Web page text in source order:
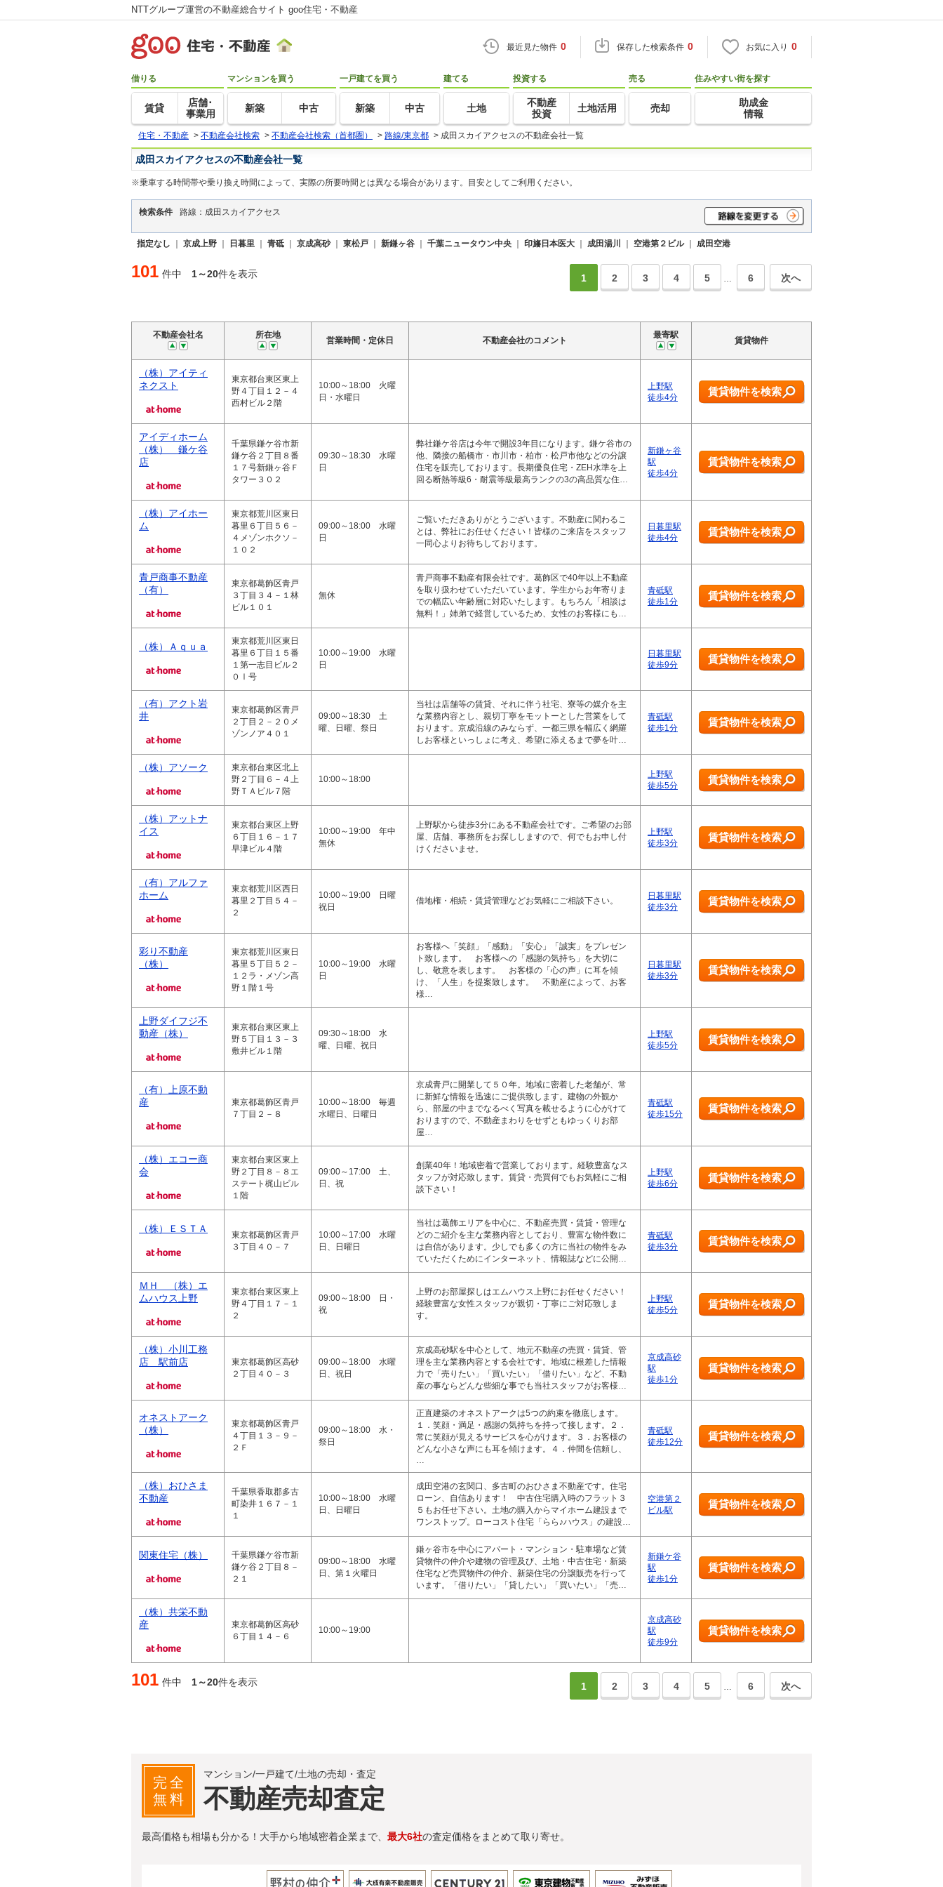
NTTグループ運営の不動産総合サイト goo住宅・不動産
最近見た物件 0 保存した検索条件 0 お気に入り 0
借りる
賃貸
店舗･
事業用
マンションを買う
新築 中古
一戸建てを買う
新築 中古
建てる
土地
投資する
不動産
投資
土地活用
売る
売却
住みやすい街を探す
助成金
情報
住宅・不動産 > 不動産会社検索 > 不動産会社検索（首都圏） > 路線/東京都 > 成田スカイアクセスの不動産会社一覧
成田スカイアクセスの不動産会社一覧
※乗車する時間帯や乗り換え時間によって、実際の所要時間とは異なる場合があります。目安としてご利用ください。
検索条件 路線：成田スカイアクセス
指定なし ｜ 京成上野 ｜ 日暮里 ｜ 青砥 ｜ 京成高砂｜ 東松戸 ｜ 新鎌ヶ谷 ｜ 千葉ニュータウン中央 ｜ 印旛日本医大 ｜ 成田湯川 ｜ 空港第２ビル｜ 成田空港
101 件中 1～20件を表示 1 2 3 4 5 … 6 次へ
不動産会社名 所在地
営業時間・定休日 不動産会社のコメント
最寄駅
賃貸物件
（株）アイティ
ネクスト
東京都台東区東上
野４丁目１２－４
西村ビル２階
10:00～18:00 火曜
日・水曜日
上野駅
徒歩4分
賃貸物件を検索
アイディホーム
（株） 鎌ケ谷
店
千葉県鎌ケ谷市新
鎌ケ谷２丁目８番
１７号新鎌ヶ谷Ｆ
タワー３０２
09:30～18:30 水曜
日
弊社鎌ケ谷店は今年で開設3年目になります。鎌ケ谷市の
他、隣接の船橋市・市川市・柏市・松戸市他などの分譲
住宅を販売しております。長期優良住宅・ZEH水準を上
回る断熱等級6・耐震等級最高ランクの3の高品質な住…
新鎌ヶ谷
駅
徒歩4分
賃貸物件を検索
（株）アイホー
ム
東京都荒川区東日
暮里６丁目５６－
４メゾンホクソ－
１０２
09:00～18:00 水曜
日
ご覧いただきありがとうございます。不動産に関わるこ
とは、弊社にお任せください！皆様のご来店をスタッフ
一同心よりお待ちしております。
日暮里駅
徒歩4分
賃貸物件を検索
青戸商事不動産
（有）
東京都葛飾区青戸
３丁目３４－１林
ビル１０１
無休
青戸商事不動産有限会社です。葛飾区で40年以上不動産
を取り扱わせていただいています。学生からお年寄りま
での幅広い年齢層に対応いたします。もちろん「相談は
無料！」姉弟で経営しているため、女性のお客様にも…
青砥駅
徒歩1分
賃貸物件を検索
（株）Ａｑｕａ
東京都荒川区東日
暮里６丁目１５番
１第一志目ビル２
０Ⅰ号
10:00～19:00 水曜
日
日暮里駅
徒歩9分
賃貸物件を検索
（有）アクト岩
井
東京都葛飾区青戸
２丁目２－２０メ
ゾンノア４０１
09:00～18:30 土
曜、日曜、祭日
当社は店舗等の賃貸、それに伴う社宅、寮等の媒介を主
な業務内容とし、親切丁寧をモットーとした営業をして
おります。京成沿線のみならず、一都三県を幅広く網羅
しお客様といっしょに考え、希望に添えるまで夢を叶…
青砥駅
徒歩1分
賃貸物件を検索
（株）アソーク
東京都台東区北上
野２丁目６－４上
野ＴＡビル７階
10:00～18:00
上野駅
徒歩5分
賃貸物件を検索
（株）アットナ
イス
東京都台東区上野
６丁目１６－１７
早津ビル４階
10:00～19:00 年中
無休
上野駅から徒歩3分にある不動産会社です。ご希望のお部
屋、店舗、事務所をお探ししますので、何でもお申し付
けくださいませ。
上野駅
徒歩3分
賃貸物件を検索
（有）アルファ
ホーム
東京都荒川区西日
暮里２丁目５４－
２
10:00～19:00 日曜
祝日
借地権・相続・賃貸管理などお気軽にご相談下さい。
日暮里駅
徒歩3分
賃貸物件を検索
彩り不動産
（株）
東京都荒川区東日
暮里５丁目５２－
１２ラ・メゾン高
野１階１号
10:00～19:00 水曜
日
お客様へ「笑顔」「感動」「安心」「誠実」をプレゼン
ト致します。 お客様への「感謝の気持ち」を大切に
し、敬意を表します。 お客様の「心の声」に耳を傾
け、「人生」を提案致します。 不動産によって、お客
様…
日暮里駅
徒歩3分
賃貸物件を検索
上野ダイフジ不
動産（株）
東京都台東区東上
野５丁目１３－３
敷井ビル１階
09:30～18:00 水
曜、日曜、祝日
上野駅
徒歩5分
賃貸物件を検索
（有）上原不動
産
東京都葛飾区青戸
７丁目２－８
10:00～18:00 毎週
水曜日、日曜日
京成青戸に開業して５０年。地域に密着した老舗が、常
に新鮮な情報を迅速にご提供致します。建物の外観か
ら、部屋の中までなるべく写真を載せるように心がけて
おりますので、不動産まわりをせずともゆっくりお部
屋…
青砥駅
徒歩15分
賃貸物件を検索
（株）エコー商
会
東京都台東区東上
野２丁目８－８エ
ステート梶山ビル
１階
09:00～17:00 土、
日、祝
創業40年！地域密着で営業しております。経験豊富なス
タッフが対応致します。賃貸・売買何でもお気軽にご相
談下さい！
上野駅
徒歩6分
賃貸物件を検索
（株）ＥＳＴＡ
東京都葛飾区青戸
３丁目４０－７
10:00～17:00 水曜
日、日曜日
当社は葛飾エリアを中心に、不動産売買・賃貸・管理な
どのご紹介を主な業務内容としており、豊富な物件数に
は自信があります。少しでも多くの方に当社の物件をみ
ていただくためにインターネット、情報誌などに公開…
青砥駅
徒歩3分
賃貸物件を検索
ＭＨ （株）エ
ムハウス上野
東京都台東区東上
野４丁目１７－１
２
09:00～18:00 日・
祝
上野のお部屋探しはエムハウス上野にお任せください！
経験豊富な女性スタッフが親切・丁寧にご対応致しま
す。
上野駅
徒歩5分
賃貸物件を検索
（株）小川工務
店 駅前店
東京都葛飾区高砂
２丁目４０－３
09:00～18:00 水曜
日、祝日
京成高砂駅を中心として、地元不動産の売買・賃貸、管
理を主な業務内容とする会社です。地域に根差した情報
力で「売りたい」「買いたい」「借りたい」など、不動
産の事ならどんな些細な事でも当社スタッフがお客様…
京成高砂
駅
徒歩1分
賃貸物件を検索
オネストアーク
（株）
東京都葛飾区青戸
４丁目１３－９－
２Ｆ
09:00～18:00 水・
祭日
正直建築のオネストアークは5つの約束を徹底します。
１．笑顔・満足・感謝の気持ちを持って接します。２．
常に笑顔が見えるサービスを心がけます。３．お客様の
どんな小さな声にも耳を傾けます。４．仲間を信頼し、
…
青砥駅
徒歩12分
賃貸物件を検索
（株）おひさま
不動産
千葉県香取郡多古
町染井１６７－１
１
10:00～18:00 水曜
日、日曜日
成田空港の玄関口、多古町のおひさま不動産です。住宅
ローン、自信あります！ 中古住宅購入時のフラット３
５もお任せ下さい。土地の購入からマイホーム建設まで
ワンストップ。ローコスト住宅「らら♪ハウス」の建設…
空港第２
ビル駅
賃貸物件を検索
関東住宅（株）
千葉県鎌ケ谷市新
鎌ケ谷２丁目８－
２１
09:00～18:00 水曜
日、第１火曜日
鎌ヶ谷市を中心にアパート・マンション・駐車場など賃
貸物件の仲介や建物の管理及び、土地・中古住宅・新築
住宅など売買物件の仲介、新築住宅の分譲販売を行って
います。「借りたい」「貸したい」「買いたい」「売…
新鎌ケ谷
駅
徒歩1分
賃貸物件を検索
（株）共栄不動
産
東京都葛飾区高砂
６丁目１４－６
10:00～19:00
京成高砂
駅
徒歩9分
賃貸物件を検索
101 件中 1～20件を表示 1 2 3 4 5 … 6 次へ
完全
無料
マンション/一戸建て/土地の売却・査定
不動産売却査定
最高価格も相場も分かる！大手から地域密着企業まで、 最大6社の査定価格をまとめて取り寄せ。